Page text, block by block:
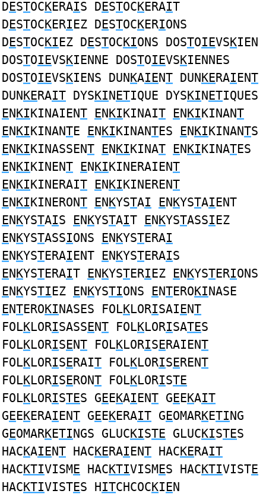
DESTOCKERAIS DESTOCKERAIT
DESTOCKERIEZ DESTOCKERIONS
DESTOCKIEZ DESTOCKIONS DOSTOIEVSKIEN
DOSTOIEVSKIENNE DOSTOIEVSKIENNES
DOSTOIEVSKIENS DUNKAIENT DUNKERAIENT
DUNKERAIT DYSKINETIQUE DYSKINETIQUES
ENKIKINAIENT ENKIKINAIT ENKIKINANT
ENKIKINANTE ENKIKINANTES ENKIKINANTS
ENKIKINASSENT ENKIKINAT ENKIKINATES
ENKIKINENT ENKIKINERAIENT
ENKIKINERAIT ENKIKINERENT
ENKIKINERONT ENKYSTAI ENKYSTAIENT
ENKYSTAIS ENKYSTAIT ENKYSTASSIEZ
ENKYSTASSIONS ENKYSTERAI
ENKYSTERAIENT ENKYSTERAIS
ENKYSTERAIT ENKYSTERIEZ ENKYSTERIONS
ENKYSTIEZ ENKYSTIONS ENTEROKINASE
ENTEROKINASES FOLKLORISAIENT
FOLKLORISASSENT FOLKLORISATES
FOLKLORISENT FOLKLORISERAIENT
FOLKLORISERAIT FOLKLORISERENT
FOLKLORISERONT FOLKLORISTE
FOLKLORISTES GEEKAIENT GEEKAIT
GEEKERAIENT GEEKERAIT GEOMARKETING
GEOMARKETINGS GLUCKISTE GLUCKISTES
HACKAIENT HACKERAIENT HACKERAIT
HACKTIVISME HACKTIVISMES HACKTIVISTE
HACKTIVISTES HITCHCOCKIEN